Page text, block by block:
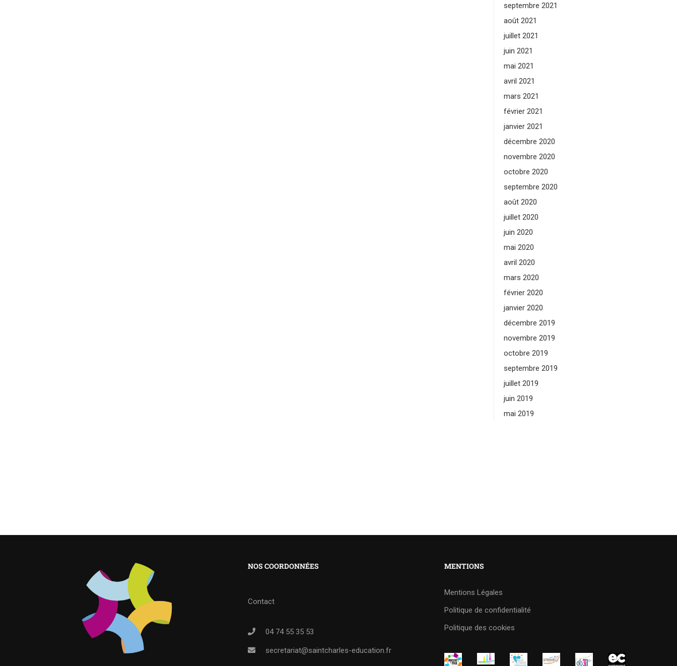
septembre 2021
août 2021
juillet 2021
juin 2021
mai 2021
avril 2021
mars 2021
février 2021
janvier 2021
décembre 2020
novembre 2020
octobre 2020
septembre 2020
août 2020
juillet 2020
juin 2020
mai 2020
avril 2020
mars 2020
février 2020
janvier 2020
décembre 2019
novembre 2019
octobre 2019
septembre 2019
juillet 2019
juin 2019
mai 2019
NOS COORDONNÉES
Contact
04 74 55 35 53
secretariat@saintcharles-education.fr
MENTIONS
Mentions Légales
Politique de confidentialité
Politique des cookies